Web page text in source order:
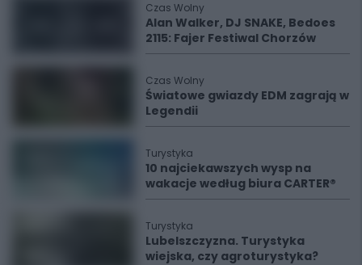
Czas Wolny
Alan Walker, DJ SNAKE, Bedoes
2115: Fajer Festiwal Chorzów
Czas Wolny
Światowe gwiazdy EDM zagrają w
Legendii
Turystyka
10 najciekawszych wysp na
wakacje według biura CARTER®
Turystyka
Lubelszczyzna. Turystyka
wiejska, czy agroturystyka?